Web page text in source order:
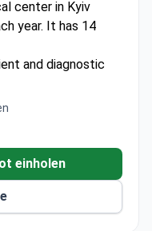
center in Kyiv
year. It has 14
and diagnostic
easy access.
plans for each
einholen